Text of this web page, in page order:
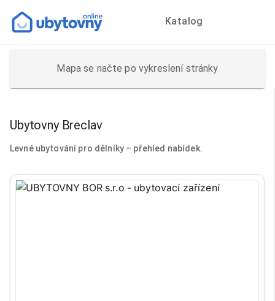
Katalog
Mapa se načte po vykreslení stránky
Ubytovny Breclav
Levné ubytování pro dělníky – přehled nabídek.